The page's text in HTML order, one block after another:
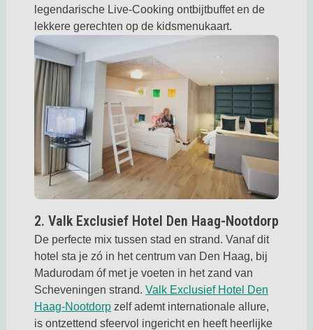
legendarische Live-Cooking ontbijtbuffet en de
lekkere gerechten op de kidsmenukaart.
2. Valk Exclusief Hotel Den Haag-Nootdorp
De perfecte mix tussen stad en strand. Vanaf dit
hotel sta je zó in het centrum van Den Haag, bij
Madurodam óf met je voeten in het zand van
Scheveningen strand. Valk Exclusief Hotel Den
Haag-NootdorpDeze link opent in een nieuwe tab
zelf ademt internationale allure,
is ontzettend sfeervol ingericht en heeft heerlijke